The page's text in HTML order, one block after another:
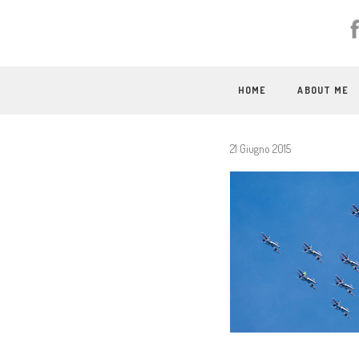
HOME ABOUT ME
21 Giugno 2015